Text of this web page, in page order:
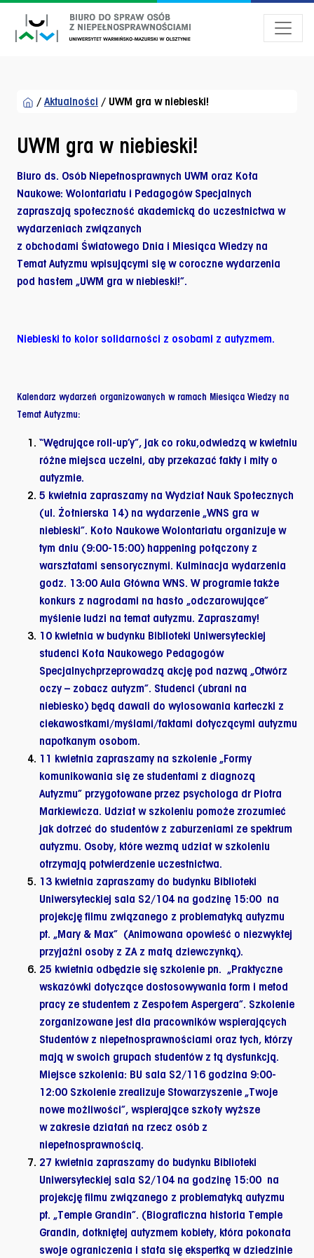
/ Aktualności / UWM gra w niebieski!
UWM gra w niebieski!
Biuro ds. Osób Niepełnosprawnych UWM oraz Koła
Naukowe: Wolontariatu i Pedagogów Specjalnych
zapraszają społeczność akademicką do uczestnictwa w
wydarzeniach związanych
z obchodami Światowego Dnia i Miesiąca Wiedzy na
Temat Autyzmu wpisującymi się w coroczne wydarzenia
pod hasłem „UWM gra w niebieski!”.
Niebieski to kolor solidarności z osobami z autyzmem.
Kalendarz wydarzeń organizowanych w ramach Miesiąca Wiedzy na
Temat Autyzmu:
“Wędrujące roll-up’y”, jak co roku,odwiedzą w kwietniu
różne miejsca uczelni, aby przekazać fakty i mity o
autyzmie.
5 kwietnia zapraszamy na Wydział Nauk Społecznych
(ul. Żołnierska 14) na wydarzenie „WNS gra w
niebieski”. Koło Naukowe Wolontariatu organizuje w
tym dniu (9:00-15:00) happening połączony z
warsztatami sensorycznymi. Kulminacja wydarzenia
godz. 13:00 Aula Główna WNS. W programie także
konkurs z nagrodami na hasło „odczarowujące”
myślenie ludzi na temat autyzmu. Zapraszamy!
10 kwietnia w budynku Biblioteki Uniwersyteckiej
studenci Koła Naukowego Pedagogów
Specjalnychprzeprowadzą akcję pod nazwą „Otwórz
oczy – zobacz autyzm”. Studenci (ubrani na
niebiesko) będą dawali do wylosowania karteczki z
ciekawostkami/myślami/faktami dotyczącymi autyzmu
napotkanym osobom.
11 kwietnia zapraszamy na szkolenie „Formy
komunikowania się ze studentami z diagnozą
Autyzmu” przygotowane przez psychologa dr Piotra
Markiewicza. Udział w szkoleniu pomoże zrozumieć
jak dotrzeć do studentów z zaburzeniami ze spektrum
autyzmu. Osoby, które wezmą udział w szkoleniu
otrzymają potwierdzenie uczestnictwa.
13 kwietnia zapraszamy do budynku Biblioteki
Uniwersyteckiej sala S2/104 na godzinę 15:00 na
projekcję filmu związanego z problematyką autyzmu
pt. „Mary & Max” (Animowana opowieść o niezwykłej
przyjaźni osoby z ZA z małą dziewczynką).
25 kwietnia odbędzie się szkolenie pn. „Praktyczne
wskazówki dotyczące dostosowywania form i metod
pracy ze studentem z Zespołem Aspergera”. Szkolenie
zorganizowane jest dla pracowników wspierających
Studentów z niepełnosprawnościami oraz tych, którzy
mają w swoich grupach studentów z tą dysfunkcją.
Miejsce szkolenia: BU sala S2/116 godzina 9:00-
12:00 Szkolenie zrealizuje Stowarzyszenie „Twoje
nowe możliwości”, wspierające szkoły wyższe
w zakresie działań na rzecz osób z
niepełnosprawnością.
27 kwietnia zapraszamy do budynku Biblioteki
Uniwersyteckiej sala S2/104 na godzinę 15:00 na
projekcję filmu związanego z problematyką autyzmu
pt. „Temple Grandin”. (Biograficzna historia Temple
Grandin, dotkniętej autyzmem kobiety, która pokonała
swoje ograniczenia i stała się ekspertką w dziedzinie